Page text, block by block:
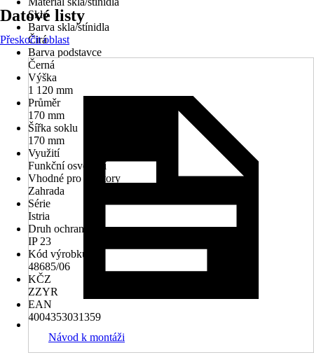
Sklo
Barva skla/stínidla
Čirá
Barva podstavce
Černá
Výška
1 120 mm
Průměr
170 mm
Šířka soklu
170 mm
Využití
Funkční osvětlení
Vhodné pro prostory
Zahrada
Série
Istria
Druh ochrany
IP 23
Kód výrobku
48685/06
KČZ
ZZYR
EAN
4004353031359
Datové listy
Přeskočit oblast
Návod k montáži